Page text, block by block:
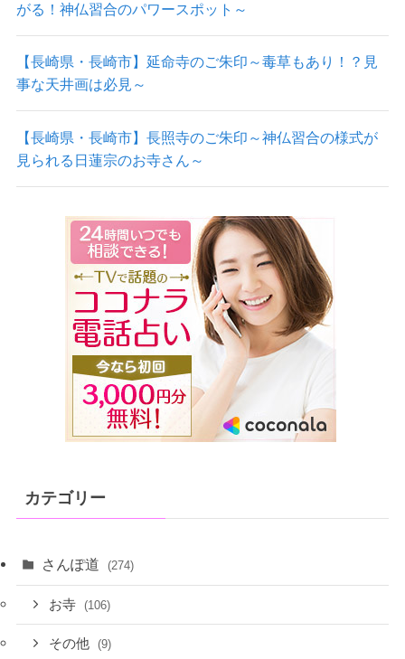
がる！神仏習合のパワースポット～
【長崎県・長崎市】延命寺のご朱印～毒草もあり！？見
事な天井画は必見～
【長崎県・長崎市】長照寺のご朱印～神仏習合の様式が
見られる日蓮宗のお寺さん～
カテゴリー
さんぽ道 (274)
お寺 (106)
その他 (9)